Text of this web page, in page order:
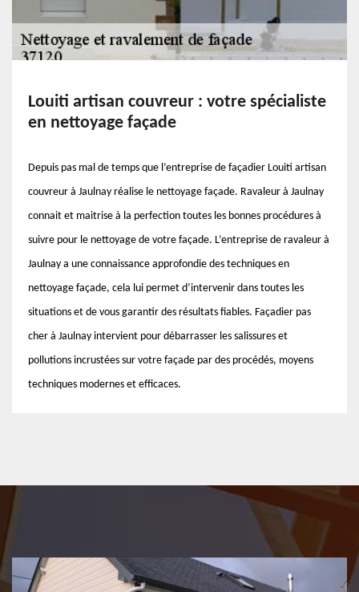
Louiti artisan couvreur : votre spécialiste
en nettoyage façade
Depuis pas mal de temps que l’entreprise de façadier Louiti artisan
couvreur à Jaulnay réalise le nettoyage façade. Ravaleur à Jaulnay
connait et maitrise à la perfection toutes les bonnes procédures à
suivre pour le nettoyage de votre façade. L’entreprise de ravaleur à
Jaulnay a une connaissance approfondie des techniques en
nettoyage façade, cela lui permet d’intervenir dans toutes les
situations et de vous garantir des résultats fiables. Façadier pas
cher à Jaulnay intervient pour débarrasser les salissures et
pollutions incrustées sur votre façade par des procédés, moyens
techniques modernes et efficaces.